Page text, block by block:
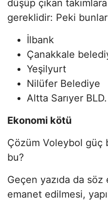
düşüp çıkan
gereklidir: Peki
İlbank
Çanakkale
Yeşilyurt
Nilüfer Belediye
Altta Sarıyer BLD.
Ekonomi kötü
Çözüm Voleybol güç
bu?
Geçen yazıda da
emanet edilmesi,